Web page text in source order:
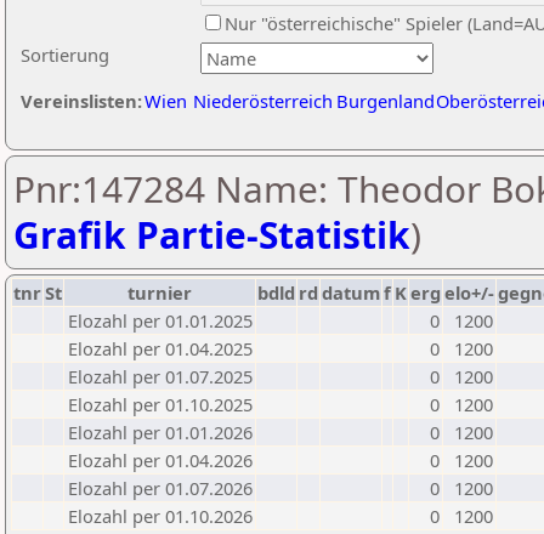
Sortierung
Nur "österreichische" Spieler
Vereinslisten:Wien Niederösterreich Burgenland
Pnr:147284 Name: Theodor
Grafik Partie-Statistik)
tnrSt turnier bdld rd datumf Kerg elo+/-
Elozahl per 01.01.2025
0
1200
Elozahl per 01.04.2025
0
1200
Elozahl per 01.07.2025
0
1200
Elozahl per 01.10.2025
0
1200
Elozahl per 01.01.2026
0
1200
Elozahl per 01.04.2026
0
1200
Elozahl per 01.07.2026
0
1200
Elozahl per 01.10.2026
0 1200